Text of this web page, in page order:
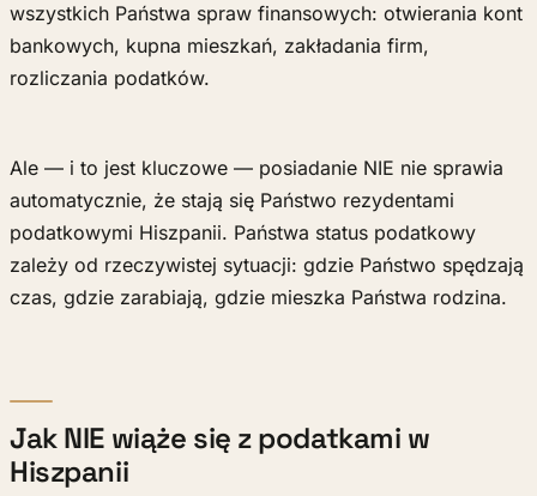
wszystkich Państwa spraw finansowych: otwierania kont
bankowych, kupna mieszkań, zakładania firm,
rozliczania podatków.
Ale — i to jest kluczowe — posiadanie NIE nie sprawia
automatycznie, że stają się Państwo rezydentami
podatkowymi Hiszpanii. Państwa status podatkowy
zależy od rzeczywistej sytuacji: gdzie Państwo spędzają
czas, gdzie zarabiają, gdzie mieszka Państwa rodzina.
Jak NIE wiąże się z podatkami w
Hiszpanii